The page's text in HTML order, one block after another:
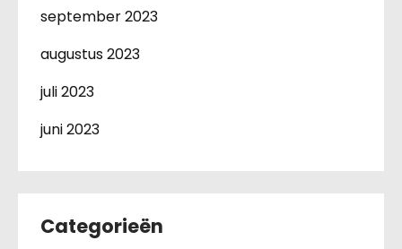
september 2023
augustus 2023
juli 2023
juni 2023
Categorieën